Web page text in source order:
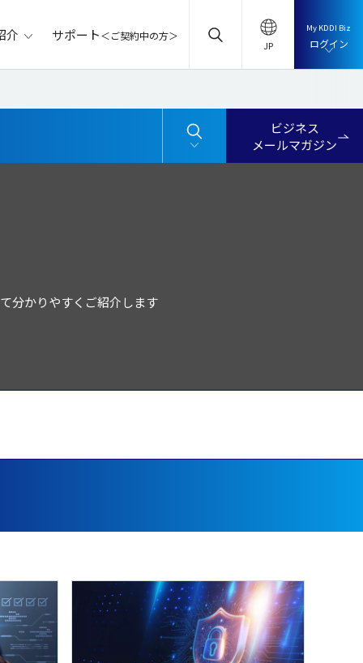
介 サポート＜ご契約中の方＞
My KDDI Biz
ログイン
ビジネス
メールマガジン
分かりやすくご紹介します